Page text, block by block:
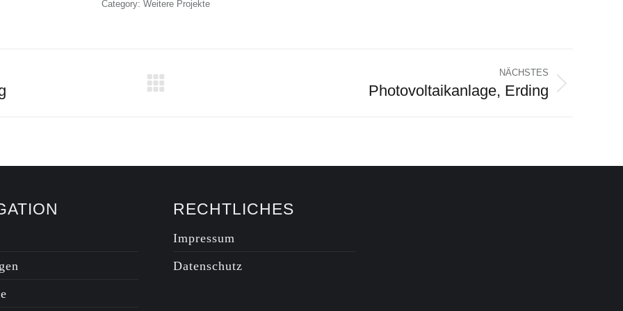
Category: Weitere Projekte
NÄCHSTES
Photovoltaikanlage, Erding
RECHTLICHES
Impressum
Datenschutz